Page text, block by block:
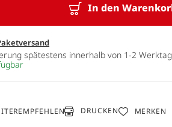
In den
spätestens innerhalb von 1-2
DRUCKEN MERKEN